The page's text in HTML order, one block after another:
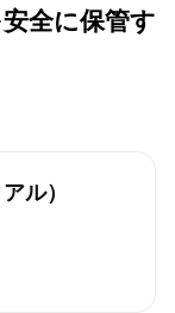
全に保管す
ル）